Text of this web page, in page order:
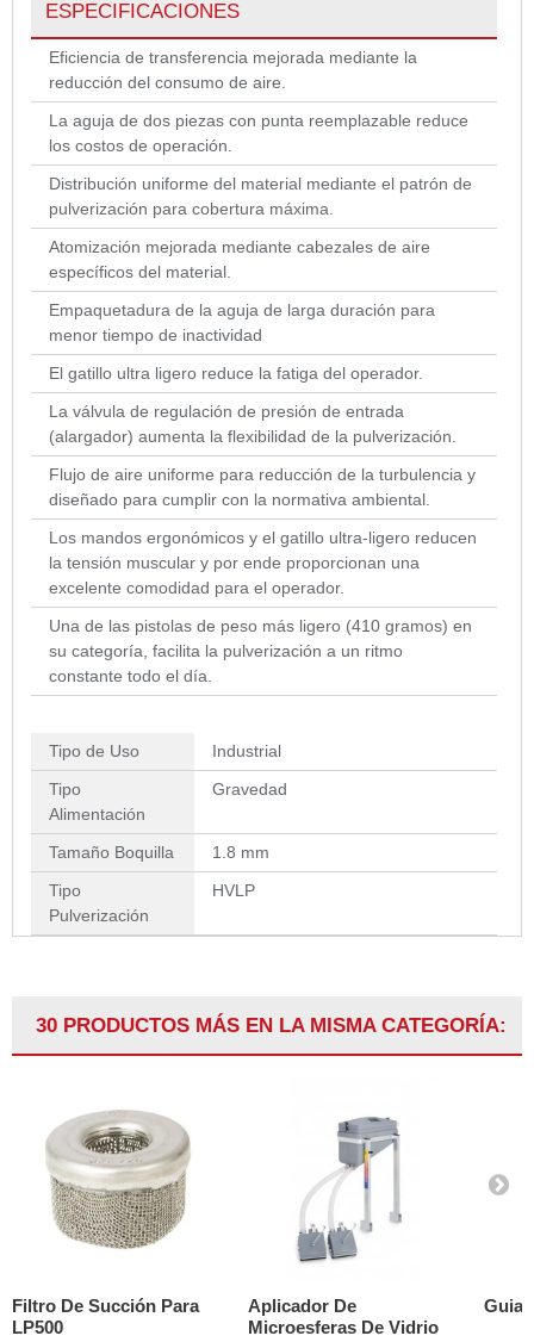
ESPECIFICACIONES
Eficiencia de transferencia mejorada mediante la
reducción del consumo de aire.
La aguja de dos piezas con punta reemplazable reduce
los costos de operación.
Distribución uniforme del material mediante el patrón de
pulverización para cobertura máxima.
Atomización mejorada mediante cabezales de aire
específicos del material.
Empaquetadura de la aguja de larga duración para
menor tiempo de inactividad
El gatillo ultra ligero reduce la fatiga del operador.
La válvula de regulación de presión de entrada
(alargador) aumenta la flexibilidad de la pulverización.
Flujo de aire uniforme para reducción de la turbulencia y
diseñado para cumplir con la normativa ambiental.
Los mandos ergonómicos y el gatillo ultra-ligero reducen
la tensión muscular y por ende proporcionan una
excelente comodidad para el operador.
Una de las pistolas de peso más ligero (410 gramos) en
su categoría, facilita la pulverización a un ritmo
constante todo el día.
Tipo de Uso
Industrial
Tipo
Alimentación
Gravedad
Tamaño Boquilla
1.8 mm
Tipo
Pulverización
HVLP
30 PRODUCTOS MÁS EN LA MISMA CATEGORÍA:
Filtro De Succión Para
LP500
Aplicador De
Microesferas De Vidrio
Guia